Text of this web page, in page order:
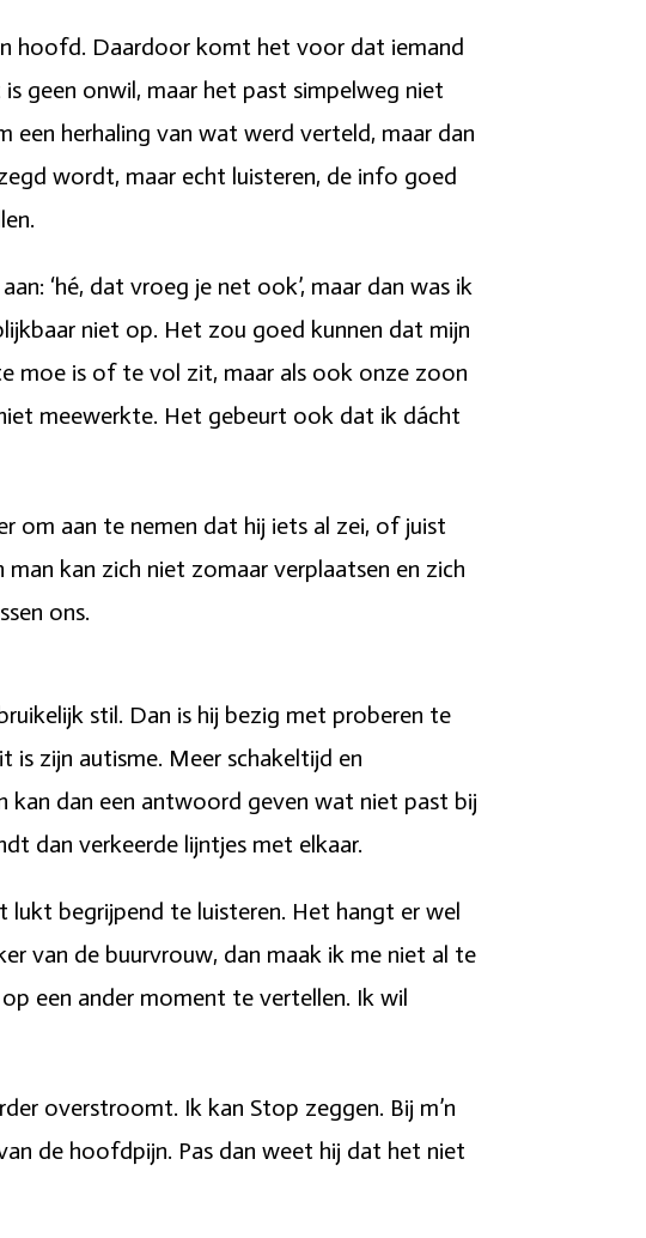
hoofd. Daardoor komt het voor dat iemand
geen onwil, maar het past simpelweg niet
herhaling van wat werd verteld, maar dan
wordt, maar echt luisteren, de info goed
‘hé, dat vroeg je net ook’, maar dan was ik
niet op. Het zou goed kunnen dat mijn
moe is of te vol zit, maar als ook onze zoon
meewerkte. Het gebeurt ook dat ik dácht
om aan te nemen dat hij iets al zei, of juist
kan zich niet zomaar verplaatsen en zich
ons.
stil. Dan is hij bezig met proberen te
zijn autisme. Meer schakeltijd en
kan dan een antwoord geven wat niet past bij
dan verkeerde lijntjes met elkaar.
begrijpend te luisteren. Het hangt er wel
van de buurvrouw, dan maak ik me niet al te
een ander moment te vertellen. Ik wil
overstroomt. Ik kan Stop zeggen. Bij m’n
de hoofdpijn. Pas dan weet hij dat het niet